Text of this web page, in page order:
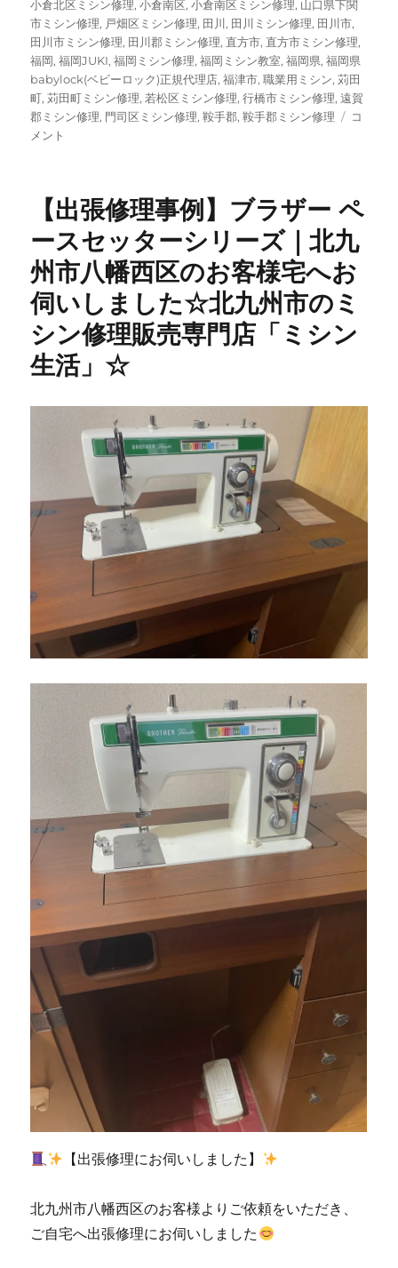
小倉北区ミシン修理,小倉南区,小倉南区ミシン修理, 山口県下関
市ミシン修理, 戸畑区ミシン修理, 田川, 田川ミシン修理, 田川市,
田川市ミシン修理, 田川郡ミシン修理, 直方市, 直方市ミシン修理,
福岡,福岡JUKI,福岡ミシン修理,福岡ミシン教室,福岡県,福岡県
babylock(ベビーロック)正規代理店,福津市,職業用ミシン,苅田
町,苅田町ミシン修理, 若松区ミシン修理,行橋市ミシン修理,遠賀
郡ミシン修理, 門司区ミシン修理,鞍手郡,鞍手郡ミシン修理
【北
シ
修
理】
約
60
前
ミ
ン
を
備
市
ン
専
生
活」
コ
メント
【出張修理事例】ブラザー ペ
ースセッターシリーズ｜北九
州市八幡西区のお客様宅へお
伺いしました☆北九州市のミ
シン修理販売専門店「ミシン
生活」☆
【出張修理にお伺いしました】
北九州市八幡西区のお客様よりご依頼をいただき、
ご自宅へ出張修理にお伺いしました